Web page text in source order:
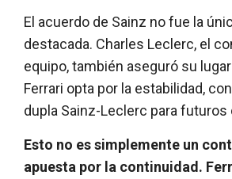
El acuerdo de Sainz no fue la
destacada. Charles Leclerc, el
equipo, también aseguró su
Ferrari opta por la estabilidad,
dupla Sainz-Leclerc para futuros
Esto no es simplemente un
apuesta por la continuidad.